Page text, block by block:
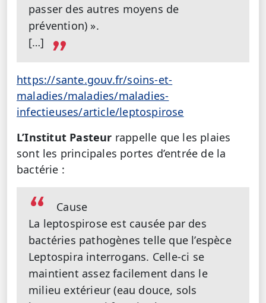
passer des autres moyens de
prévention) ».
[…]
https://sante.gouv.fr/soins-et-
maladies/maladies/maladies-
infectieuses/article/leptospirose
L’Institut Pasteur rappelle que les plaies
sont les principales portes d’entrée de la
bactérie :
Cause
La leptospirose est causée par des
bactéries pathogènes telle que l’espèce
Leptospira interrogans. Celle-ci se
maintient assez facilement dans le
milieu extérieur (eau douce, sols